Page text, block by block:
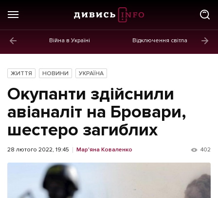
Війна в Україні Відключення світла
Новини
Політика
Економіка
Бізнес
Життя
Культура
Афіша
ЖИТТЯ НОВИНИ УКРАЇНА
Окупанти здійснили
авіаналіт на Бровари,
шестеро загиблих
28 лютого 2022, 19:45 Мар'яна Коваленко 402